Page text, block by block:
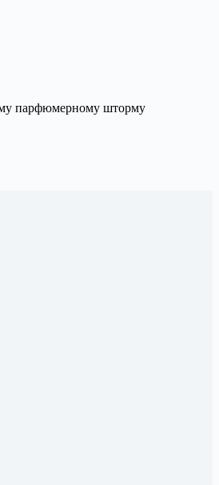
парфюмерному шторму